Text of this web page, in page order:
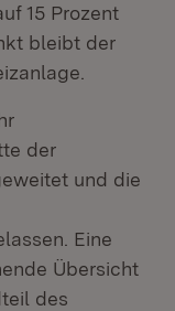
15 Prozent
bleibt der
der
und die
Eine
Übersicht
des